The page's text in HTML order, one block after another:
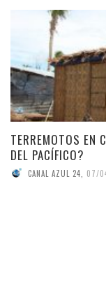
TERREMOTOS EN
DEL PACÍFICO?
CANAL AZUL 24 07/